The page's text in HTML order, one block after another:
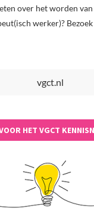
over het worden
werker)?
vgct.nl
HET VGCT